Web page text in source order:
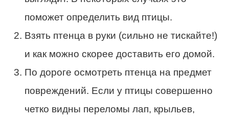
поможет определить вид птицы.
Взять птенца в руки (сильно не тискайте!)
и как можно скорее доставить его домой.
По дороге осмотреть птенца на предмет
повреждений. Если у птицы совершенно
четко видны переломы лап, крыльев,